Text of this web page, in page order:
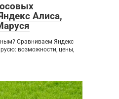
Алиса,
Сравниваем Яндекс
возможности, цены,